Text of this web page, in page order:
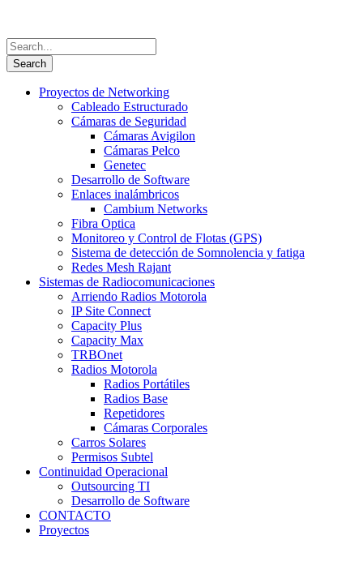
Proyectos de Networking
Cableado Estructurado
Cámaras de Seguridad
Cámaras Avigilon
Cámaras Pelco
Genetec
Desarrollo de Software
Enlaces inalámbricos
Cambium Networks
Fibra Optica
Monitoreo y Control de Flotas (GPS)
Sistema de detección de Somnolencia y fatiga
Redes Mesh Rajant
Sistemas de Radiocomunicaciones
Arriendo Radios Motorola
IP Site Connect
Capacity Plus
Capacity Max
TRBOnet
Radios Motorola
Radios Portátiles
Radios Base
Repetidores
Cámaras Corporales
Carros Solares
Permisos Subtel
Continuidad Operacional
Outsourcing TI
Desarrollo de Software
CONTACTO
Proyectos